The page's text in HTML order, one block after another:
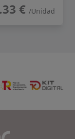
€ /Unidad